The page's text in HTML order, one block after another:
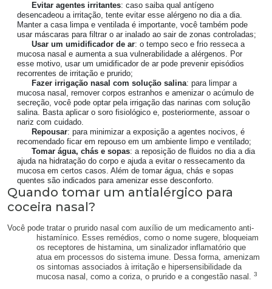
Evitar agentes irritantes: caso saiba qual antígeno
desencadeou a irritação, tente evitar esse alérgeno no dia a dia.
Manter a casa limpa e ventilada é importante, você também pode
usar máscaras para filtrar o ar inalado ao sair de zonas controladas;
Usar um umidificador de ar: o tempo seco e frio resseca a
mucosa nasal e aumenta a sua vulnerabilidade a alérgenos. Por
esse motivo, usar um umidificador de ar pode prevenir episódios
recorrentes de irritação e prurido;
Fazer irrigação nasal com solução salina: para limpar a
mucosa nasal, remover corpos estranhos e amenizar o acúmulo de
secreção, você pode optar pela irrigação das narinas com solução
salina. Basta aplicar o soro fisiológico e, posteriormente, assoar o
nariz com cuidado.
Repousar: para minimizar a exposição a agentes nocivos, é
recomendado ficar em repouso em um ambiente limpo e ventilado;
Tomar água, chás e sopas: a reposição de fluidos no dia a dia
ajuda na hidratação do corpo e ajuda a evitar o ressecamento da
mucosa em certos casos. Além de tomar água, chás e sopas
quentes são indicados para amenizar esse desconforto.
Quando tomar um antialérgico para
coceira nasal?
Você pode tratar o prurido nasal com auxílio de um medicamento anti-
histamínico. Esses remédios, como o nome sugere, bloqueiam
os receptores de histamina, um sinalizador inflamatório que
atua em processos do sistema imune. Dessa forma, amenizam
os sintomas associados à irritação e hipersensibilidade da
mucosa nasal, como a coriza, o prurido e a congestão nasal.
3